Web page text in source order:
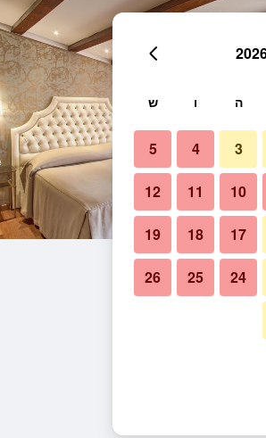
ה ו ש
3
4
5
10
11
12
17
18
19
24
25
26